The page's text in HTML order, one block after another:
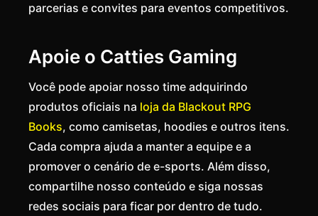
parcerias e convites para eventos competitivos.
Apoie o Catties Gaming
Você pode apoiar nosso time adquirindo
produtos oficiais na loja da Blackout RPG
Books, como camisetas, hoodies e outros itens.
Cada compra ajuda a manter a equipe e a
promover o cenário de e-sports. Além disso,
compartilhe nosso conteúdo e siga nossas
redes sociais para ficar por dentro de tudo.